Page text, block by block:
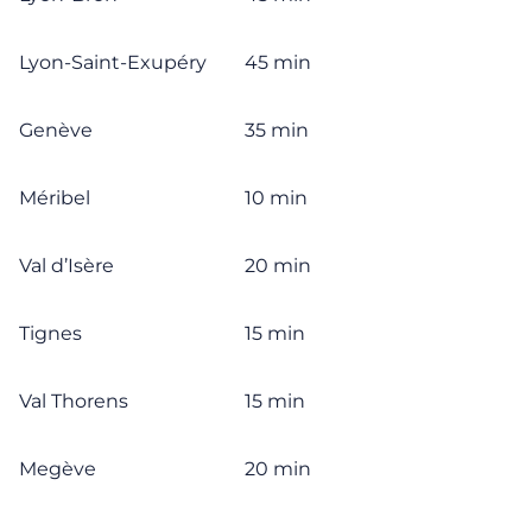
Lyon-Saint-Exupéry 45 min
Genève 35 min
Méribel 10 min
Val d’Isère 20 min
Tignes 15 min
Val Thorens 15 min
Megève 20 min